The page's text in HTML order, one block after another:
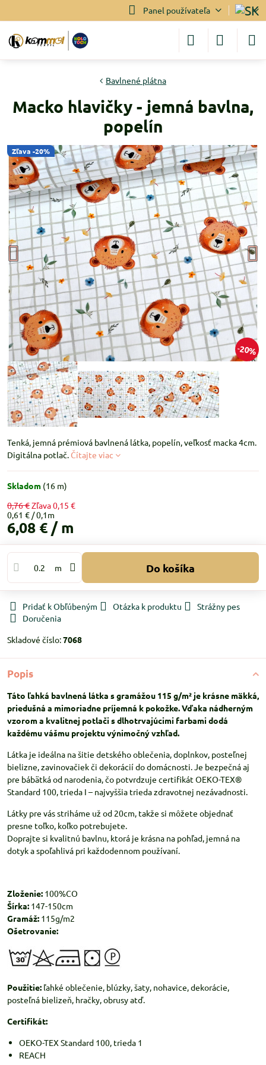
Panel používateľa
Zľava -20%
20%
Bavlnené plátna
Macko hlavičky - jemná bavlna,
popelín
Tenká, jemná prémiová bavlnená látka, popelín, veľkosť macka 4cm.
Digitálna potlač. Čítajte viac
Skladom (16 m)
0,76 €Zľava0,15 €
0,61 €
6,08 € / m
m Do košíka
Pridať k Obľúbeným Otázka k produktu
Strážny pes
Doručenia
Skladové číslo:7068
Popis
Táto ľahká bavlnená látka s gramážou 115 g/m² je krásne mäkká,
priedušná a mimoriadne príjemná k pokožke. Vďaka nádherným
vzorom a kvalitnej potlači s dlhotrvajúcimi farbami dodá
každému vášmu projektu výnimočný vzhľad.
Látka je ideálna na šitie detského oblečenia, doplnkov, posteľnej
bielizne, zavinovačiek či dekorácií do domácnosti. Je bezpečná aj
pre bábätká od narodenia, čo potvrdzuje certifikát OEKO-TEX®
Standard 100, trieda I – najvyššia trieda zdravotnej nezávadnosti.
Látky pre vás striháme už od 20cm, takže si môžete objednať
presne toľko, koľko potrebujete.
Doprajte si kvalitnú bavlnu, ktorá je krásna na pohľad, jemná na
dotyk a spoľahlivá pri každodennom používaní.
Zloženie: 100%CO
Šírka: 147-150cm
Gramáž: 115g/m2
Ošetrovanie:
Použitie: ľahké oblečenie, blúzky, šaty, nohavice, dekorácie,
posteľná bielizeň, hračky, obrusy atď.
Certifikát:
OEKO-TEX Standard 100, trieda 1
REACH